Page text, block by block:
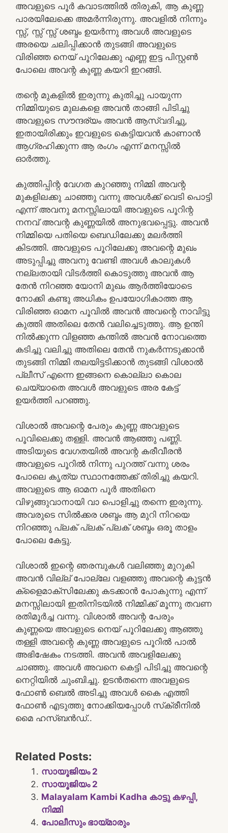
അവളുടെ പൂർ കവാടത്തിൽ തിരുകി, ആ കുണ്ണ
പാരയിലേക്കെ അമർന്നിരുന്നു. അവളിൽ നിന്നും
സ്സ്, സ്സ് സ്സ് ശബ്ദം ഉയർന്നു അവൾ അവളുടെ
അരയെ ചലിപ്പിക്കാൻ തുടങ്ങി അവളുടെ
വിരിഞ്ഞ നെയ് പൂറിലേക്കു എണ്ണ ഇട്ട പിസ്റ്റൺ
പോലെ അവന്റ കുണ്ണ കയറി ഇറങ്ങി.
തന്റെ മുകളിൽ ഇരുന്നു കുതിച്ചു പായുന്ന
നിമ്മിയുടെ മുലകളെ അവൻ താങ്ങി പിടിച്ചു
അവളുടെ സൗന്ദര്യം അവൻ ആസ്വദിച്ചു,
ഇതായിരിക്കും ഇവളുടെ കെട്ടിയവൻ കാണാൻ
ആഗ്രഹിക്കുന്ന ആ രംഗം എന്ന് മനസ്സിൽ
ഓർത്തു.
കുത്തിപ്പിന്റ വേഗത കുറഞ്ഞു നിമ്മി അവന്റ
മുകളിലക്കു ചാഞ്ഞു വന്നു അവൾക്ക് വെടി പൊട്ടി
എന്ന് അവനു മനസ്സിലായി അവളുടെ പൂറിന്റ
നനവ് അവന്റ കുണ്ണയിൽ അനുഭവപ്പെട്ടു. അവൻ
നിമ്മിയെ പതിയെ ബെഡിലേക്കു മലർത്തി
കിടത്തി. അവളുടെ പൂറിലേക്കു അവന്റെ മുഖം
അടുപ്പിച്ചു അവനു വേണ്ടി അവൾ കാലുകൾ
നല്ലതായി വിടർത്തി കൊടുത്തു അവൻ ആ
തേൻ നിറഞ്ഞ യോനി മുഖം ആർത്തിയോടെ
നോക്കി കണ്ടു അധികം ഉപയോഗികാത്ത ആ
വിരിഞ്ഞ ഓമന പൂവിൽ അവൻ അവന്റെ നാവിട്ടു
കുത്തി അതിലെ തേൻ വലിച്ചെടുത്തു. ആ ഉന്തി
നിൽക്കുന്ന വിളഞ്ഞ കന്തിൽ അവൻ നോവത്തെ
കടിച്ചു വലിച്ചു അതിലെ തേൻ നുകർന്നടുക്കാൻ
തുടങ്ങി നിമ്മി തലയിട്ടടിക്കാൻ തുടങ്ങി വിശാൽ
പ്ലീസ് എന്നെ ഇങ്ങനെ കൊല്ലാ കൊല
ചെയ്യാതെ അവൾ അവളുടെ അര കേട്ട്
ഉയർത്തി പറഞ്ഞു.
വിശാൽ അവന്റെ പേരും കുണ്ണ അവളുടെ
പൂവിലെക്കു തള്ളി. അവൻ ആഞ്ഞു പണ്ണി.
അടിയുടെ വേഗതയിൽ അവന്റ കരീവീരൻ
അവളുടെ പൂറിൽ നിന്നു പുറത്ത് വന്നു ശരം
പോലെ കൃത്യ സ്ഥാനത്തേക്ക് തിരിച്ചു കയറി.
അവളുടെ ആ ഓമന പൂർ അതിനെ
വിഴുങ്ങുവാനായി വാ പൊളിച്ചു തന്നെ ഇരുന്നു.
അവരുടെ സിൽക്കര ശബ്ദം ആ മുറി നിറയെ
നിറഞ്ഞു പ്ലക് പ്ലക് പ്ലക് ശബ്ദം ഒരൂ താളം
പോലെ കേട്ടു.
വിശാൽ ഇന്റെ ഞരമ്പുകൾ വലിഞ്ഞു മുറുകി
അവൻ വില്ല് പോല്ലേ വളഞ്ഞു അവന്റെ കുട്ടൻ
ക്‌ളൈമാക്സിലേക്കു കടക്കാൻ പോകുന്നു എന്ന്
മനസ്സിലായി ഇതിനിടയിൽ നിമ്മിക്ക് മൂന്നു തവണ
രതിമൂർച്ച വന്നു. വിശാൽ അവന്റ പേരും
കുണ്ണയെ അവളുടെ നെയ് പൂറിലേക്കു ആഞ്ഞു
തള്ളി അവന്റെ കുണ്ണ അവളുടെ പൂറിൽ പാൽ
അഭിഷേകം നടത്തി. അവൻ അവളിലേക്കു
ചാഞ്ഞു. അവൾ അവനെ കെട്ടി പിടിച്ചു അവന്റെ
നെറ്റിയിൽ ചുംബിച്ചു. ഉടൻതന്നെ അവളുടെ
ഫോൺ ബെൽ അടിച്ചു അവൾ കൈ എത്തി
ഫോൺ എടുത്തു നോക്കിയപ്പോൾ സ്‌ക്രീനിൽ
മൈ ഹസ്ബൻഡ്..
Related Posts:
സായൂജിയം 2
സായൂജിയം 2
Malayalam Kambi Kadha കാട്ടു കഴപ്പി,
നിമ്മി
പോലീസും ഭായ്മാരും